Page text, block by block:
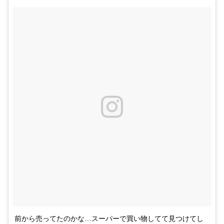
前から売ってたのかな…スーパーで買い物してて見つけてし